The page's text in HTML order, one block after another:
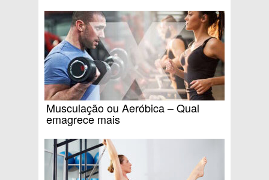
Musculação ou Aeróbica – Qual
emagrece mais